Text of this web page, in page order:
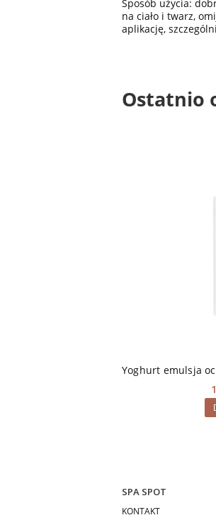
Sposób użycia:
na ciało i twarz,
aplikację,
Ostatnio
SPA SPOT
KONTAKT